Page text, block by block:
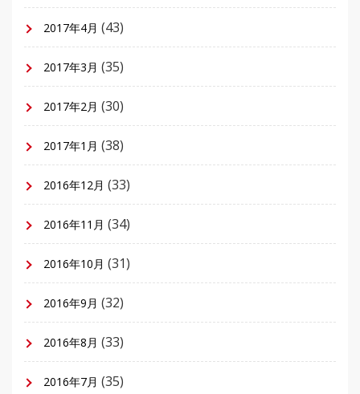
2017年4月 (43)
2017年3月 (35)
2017年2月 (30)
2017年1月 (38)
2016年12月 (33)
2016年11月 (34)
2016年10月 (31)
2016年9月 (32)
2016年8月 (33)
2016年7月 (35)